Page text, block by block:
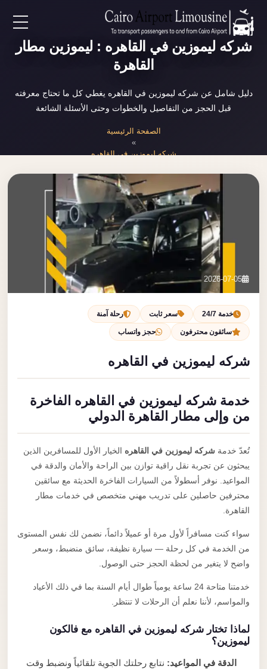
EN
AR
خدمات المطار
نحن
بنا
احجز الآن
شركه ليموزين في القاهره : ليموزين مطار
القاهرة
دليل شامل عن شركه ليموزين في القاهره يغطي كل ما تحتاج معرفته
قبل الحجز من التفاصيل والخطوات وحتى الأسئلة الشائعة
الصفحة الرئيسية
شركه ليموزين في القاهره
2026-07-05
خدمة 24/7 سعر ثابت رحلة آمنة
سائقون محترفون حجز واتساب
شركه ليموزين في القاهره
خدمة شركه ليموزين في القاهره الفاخرة
من وإلى مطار القاهرة الدولي
تُعدّ خدمةشركه ليموزين في القاهرهالخيار الأول للمسافرين الذين
يبحثون عن تجربة نقل راقية توازن بين الراحة والأمان والدقة في
المواعيد. نوفر أسطولاً من السيارات الفاخرة الحديثة مع سائقين
محترفين حاصلين على تدريب مهني متخصص في خدمات مطار
القاهرة.
سواء كنت مسافراً لأول مرة أو عميلاً دائماً، نضمن لك نفس المستوى
من الخدمة في كل رحلة — سيارة نظيفة، سائق منضبط، وسعر
واضح لا يتغير من لحظة الحجز حتى الوصول.
خدمتنا متاحة 24 ساعة يومياً طوال أيام السنة بما في ذلك الأعياد
والمواسم، لأننا نعلم أن الرحلات لا تنتظر.
لماذا تختار شركه ليموزين في القاهره مع فالكون
ليموزين؟
الدقة في المواعيد:نتابع رحلتك الجوية تلقائياً ونضبط وقت